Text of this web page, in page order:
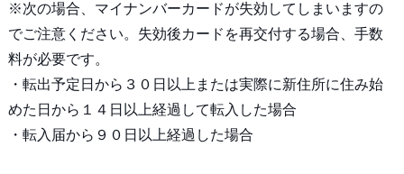
※次の場合、マイナンバーカードが失効してしまいますの
でご注意ください。失効後カードを再交付する場合、手数
料が必要です。
・転出予定日から３０日以上または実際に新住所に住み始
めた日から１４日以上経過して転入した場合
・転入届から９０日以上経過した場合